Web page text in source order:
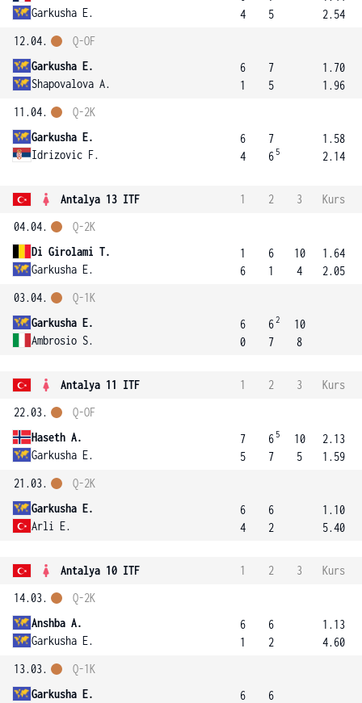
Garkusha E.
4
5
2.54
12.04.
Garkusha E.
Shapovalova A.
Q-OF
6
1
7
5
1.70
1.96
11.04.
Garkusha E.
Idrizovic F.
Q-2K
6
4
7
6 5
1.58
2.14
Antalya 13 ITF 1 2 3
Kurs
04.04.
Di Girolami T.
Garkusha E.
Q-2K
1
6
6
1
10
4
1.64
2.05
03.04.
Garkusha E.
Ambrosio S.
Q-1K
6
0
62
7
10
8
Antalya 11 ITF 1 2 3
Kurs
22.03.
Haseth A.
Garkusha E.
Q-OF
7
5
6 5
7
10
5
2.13
1.59
21.03.
Garkusha E.
Arli E.
Q-2K
6
4
6
2
1.10
5.40
Antalya 10 ITF 1 2 3
Kurs
14.03.
Anshba A.
Garkusha E.
Q-2K
6
1
6
2
1.13
4.60
13.03.
Garkusha E.
Q-1K
6
6